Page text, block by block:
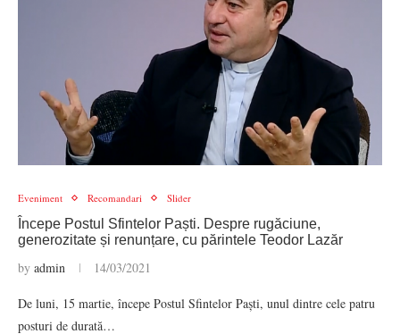
Eveniment Recomandari Slider
Începe Postul Sfintelor Paști. Despre rugăciune,
generozitate și renunțare, cu părintele Teodor Lazăr
by admin 14/03/2021
De luni, 15 martie, începe Postul Sfintelor Paști, unul dintre cele patru
posturi de durată…